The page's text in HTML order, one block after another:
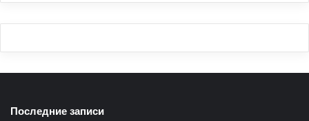
Последние записи